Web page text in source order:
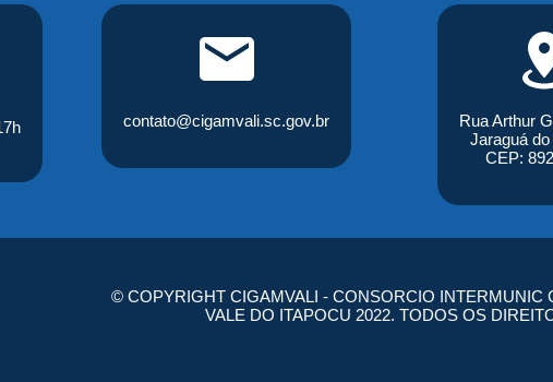
contato@cigamvali.sc.gov.br
Rua Arthur
Jaraguá
CEP:
© COPYRIGHT CIGAMVALI - CONSORCIO INTERMUNIC
VALE DO ITAPOCU 2022. TODOS OS